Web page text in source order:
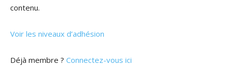
contenu.
Voir les niveaux d’adhésion
Déjà membre ? Connectez-vous ici